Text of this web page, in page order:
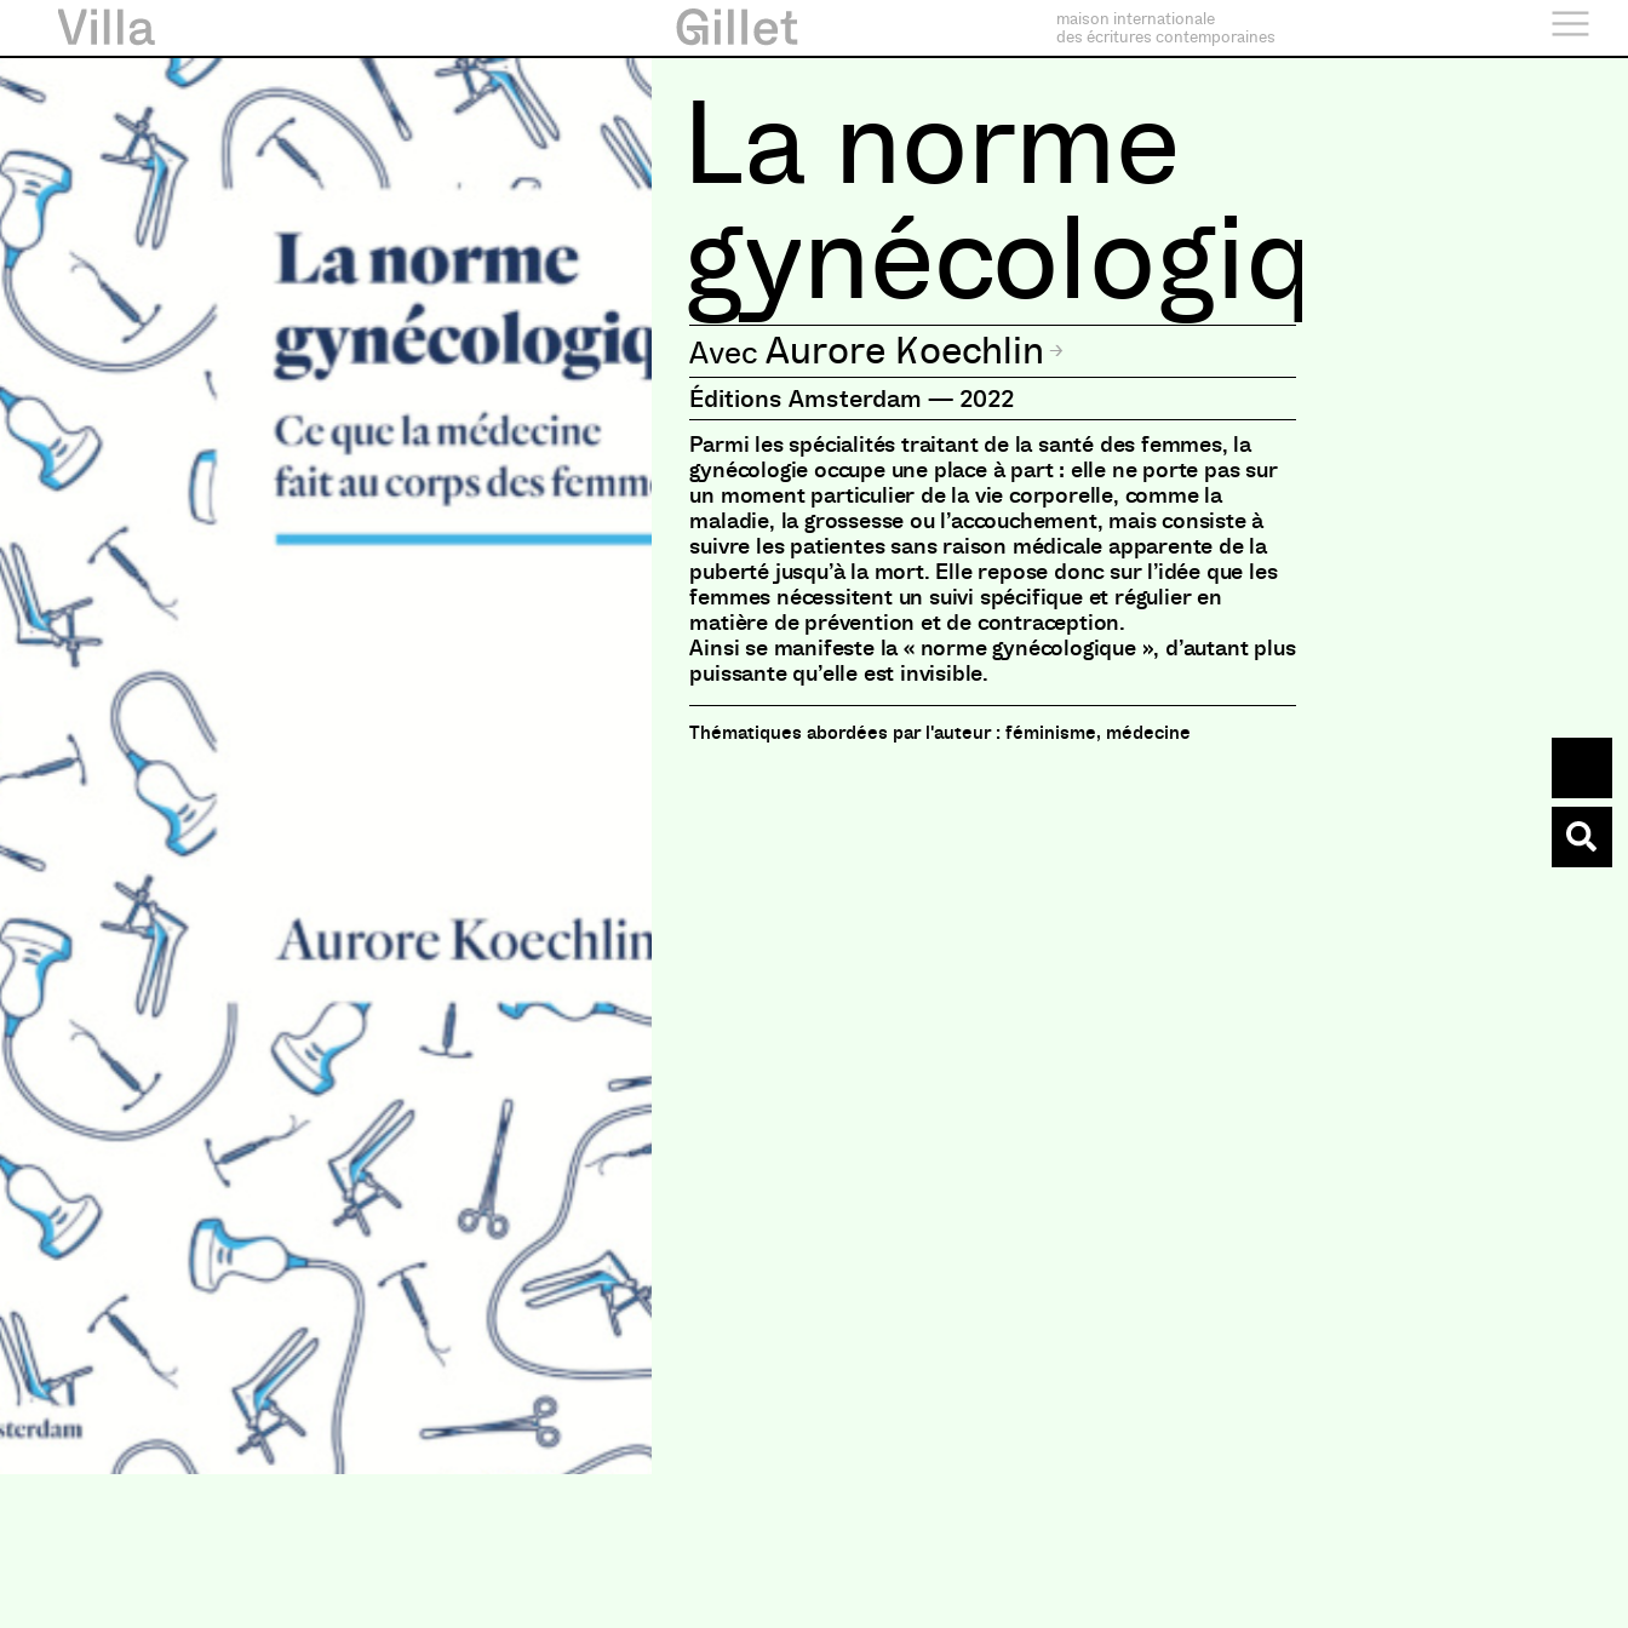
maison internationale
des écritures contemporaines
La norme
gynécologique
Aurore Koechlin
Éditions Amsterdam — 2022
Parmi les spécialités traitant de la santé des femmes, la
gynécologie occupe une place à part : elle ne porte pas sur
un moment particulier de la vie corporelle, comme la
maladie, la grossesse ou l’accouchement, mais consiste à
suivre les patientes sans raison médicale apparente de la
puberté jusqu’à la mort. Elle repose donc sur l’idée que les
femmes nécessitent un suivi spécifique et régulier en
matière de prévention et de contraception.
Ainsi se manifeste la « norme gynécologique », d’autant plus
puissante qu’elle est invisible.
féminisme, médecine